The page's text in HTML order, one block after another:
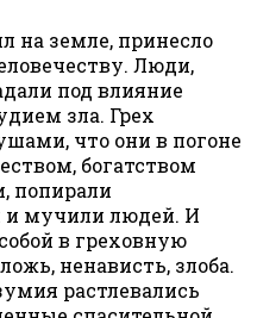
на земле, принесло
Люди,
под влияние
зла. Грех
что они в погоне
богатством
попирали
и мучили людей. И
в греховную
ненависть, злоба.
растлевались